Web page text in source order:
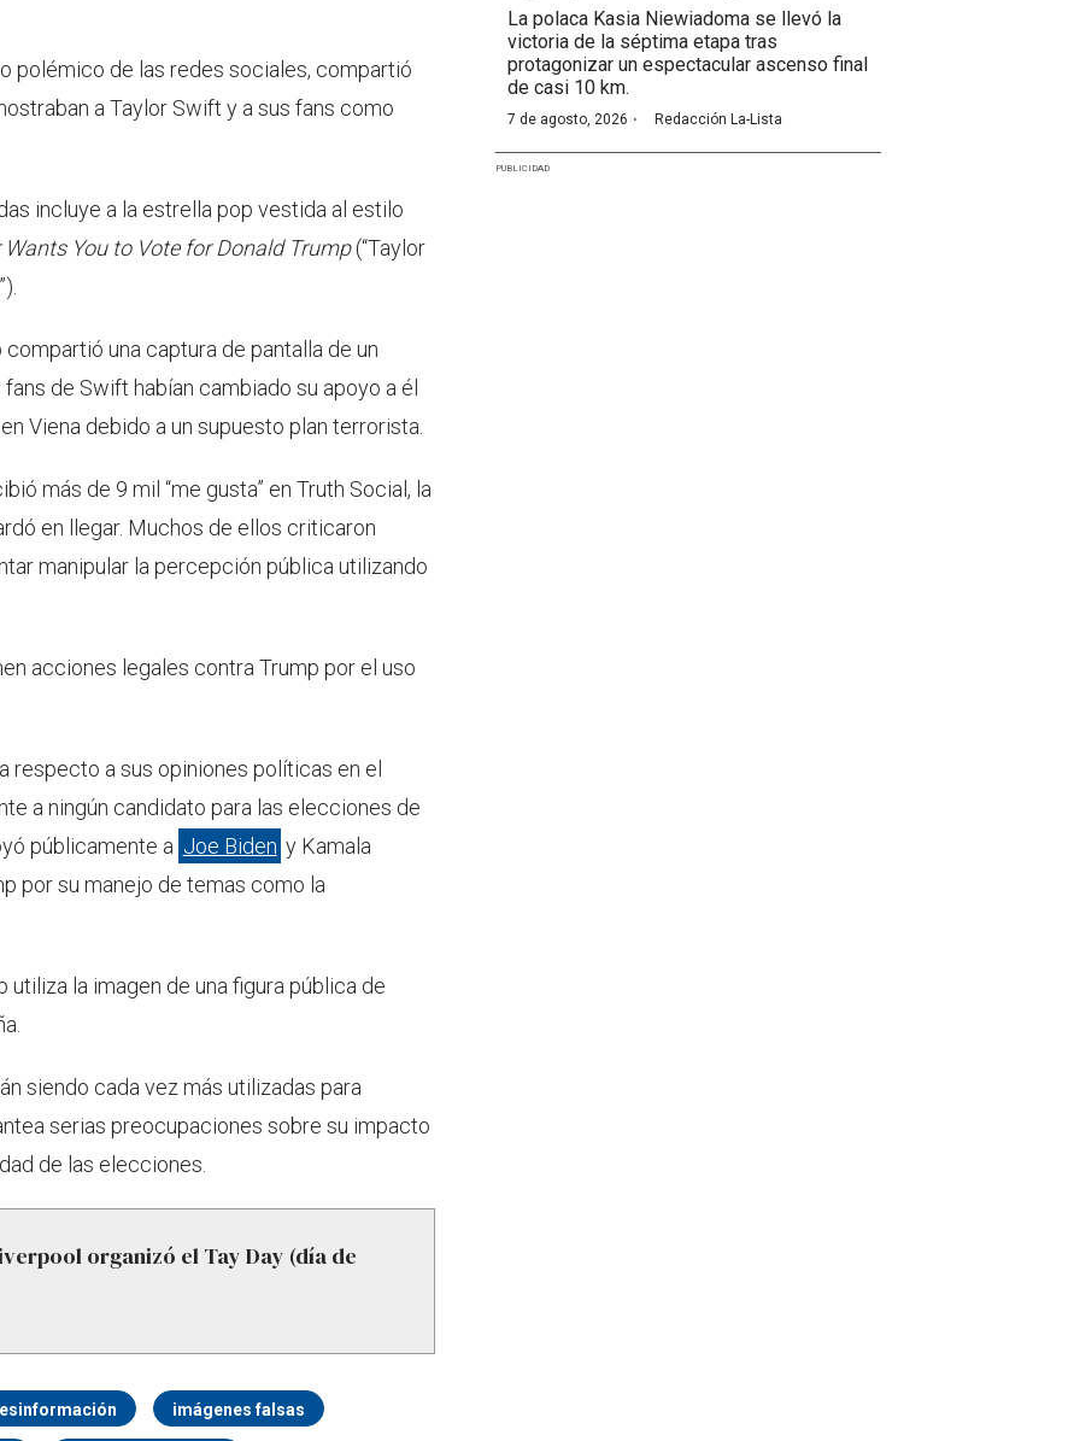
polémico de las redes sociales, compartió
a Taylor Swift y a sus fans como
incluye a la estrella pop vestida al estilo
Wants You to Vote for Donald Trump(“Taylor
una captura de pantalla de un
de Swift habían cambiado su apoyo a él
Viena debido a un supuesto plan terrorista.
más de 9 mil “me gusta” en Truth Social, la
en llegar. Muchos de ellos criticaron
manipular la percepción pública utilizando
acciones legales contra Trump por el uso
respecto a sus opiniones políticas en el
a ningún candidato para las elecciones de
públicamente a Joe Biden y Kamala
por su manejo de temas como la
utiliza la imagen de una figura pública de
siendo cada vez más utilizadas para
serias preocupaciones sobre su impacto
de las elecciones.
organizó el Tay Day (día de
imágenes falsas
La polaca Kasia Niewiadoma se llevó la
victoria de la séptima etapa tras
protagonizar un espectacular ascenso final
de casi 10 km.
7 de agosto, 2026 · Redacción La-Lista
PUBLICIDAD